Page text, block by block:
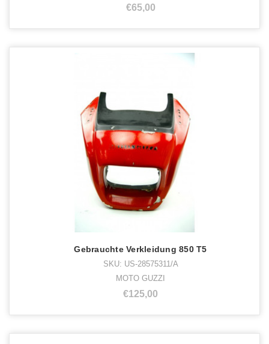
€65,00
Gebrauchte Verkleidung 850 T5
SKU: US-28575311/A
MOTO GUZZI
€125,00